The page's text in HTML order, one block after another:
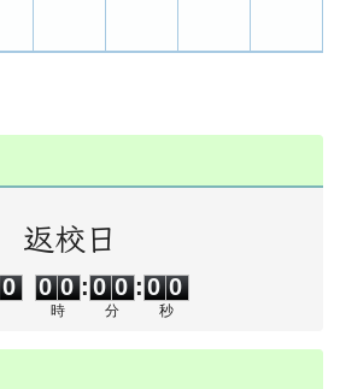
返校日
0
0
0
0
0
時
:
0
0 0
分
: 0 0
秒